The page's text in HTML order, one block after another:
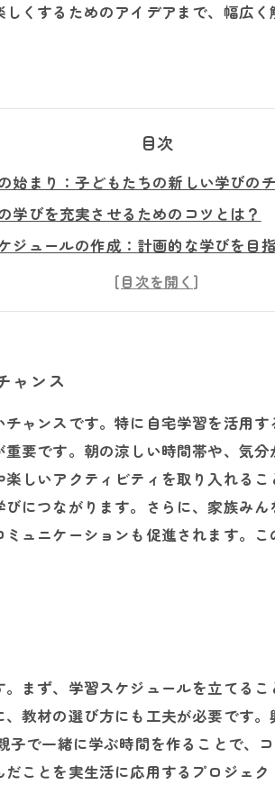
くするためのアイデアまで、幅広
目次
始まり：子どもたちの新しい学びの
学びを充実させるためのコツとは？
ジュールの作成：計画的な学びを目
びのポイント：効果的な選択で学習効果
ぶためのアイデア：自宅学習をもっ
無駄にしない！自宅学習を振り返って
ャンス
ャンスです。特に自宅学習を活用
要です。朝の涼しい時間帯や、気
しいアクティビティを取り入れる
につながります。さらに、家族み
ュニケーションも促進されます。
まず、学習スケジュールを立てる
教材の選び方にも工夫が必要です
で一緒に学ぶ時間を作ることで、
ことを実生活に応用するプロジェ